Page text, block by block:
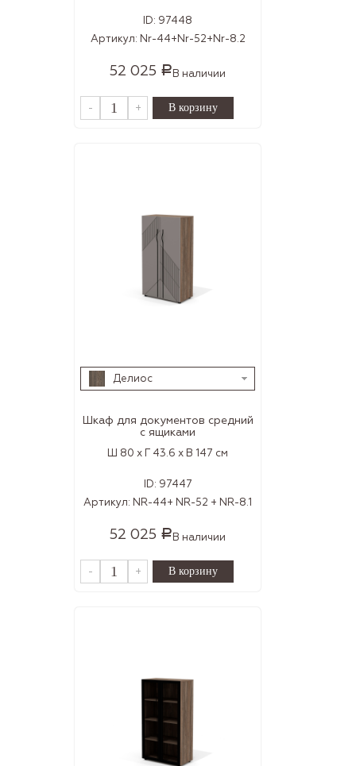
ID: 97448
Артикул: Nr-44+Nr-52+Nr-8.2
52 025 Р В наличии
- +
Делиос
Шкаф для документов средний
с ящиками
Ш 80 x Г 43.6 x В 147 см
ID: 97447
Артикул: NR-44+ NR-52 + NR-8.1
52 025 Р В наличии
- +